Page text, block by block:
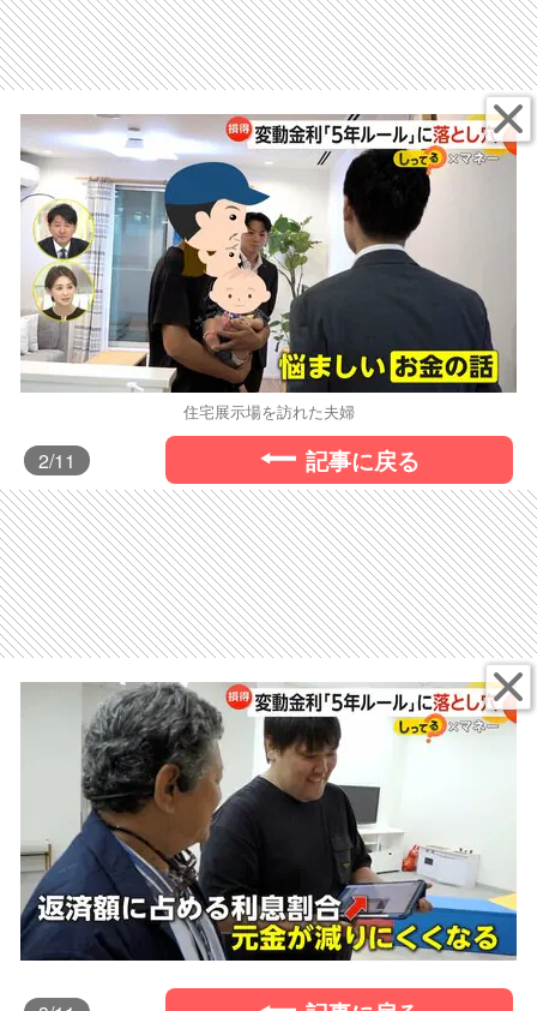
住宅展示場を訪れた夫婦
2/11 記事に戻る